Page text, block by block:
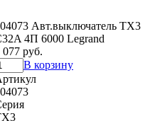
Авт.выключатель TX3
4П 6000 Legrand
077 руб.
В корзину